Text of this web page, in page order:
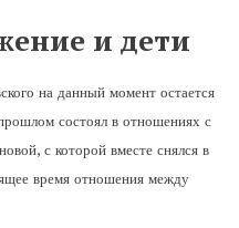
и дети
на данный момент остается
состоял в отношениях с
с которой вместе снялся в
время отношения между